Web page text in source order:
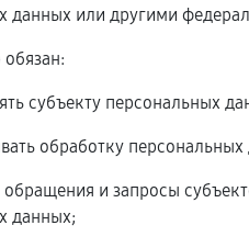
данных или другими
субъекту персональных
обработку
обращения и запросы
данных;